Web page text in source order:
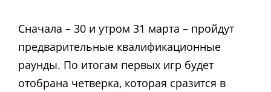
Сначала – 30 и утром 31 марта – пройдут
предварительные квалификационные
раунды. По итогам первых игр будет
отобрана четверка, которая сразится в